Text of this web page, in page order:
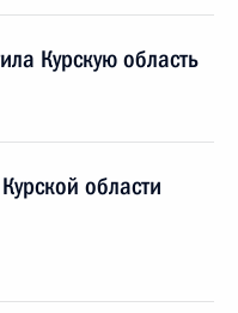
Курскую область
области